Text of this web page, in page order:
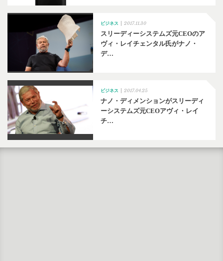
ビジネス 2017.11.30
スリーディーシステムズ元CEOのア
ヴィ・レイチェンタル氏がナノ・
デ…
ビジネス 2017.04.25
ナノ・ディメンションがスリーディ
ーシステムズ元CEOアヴィ・レイ
チ…